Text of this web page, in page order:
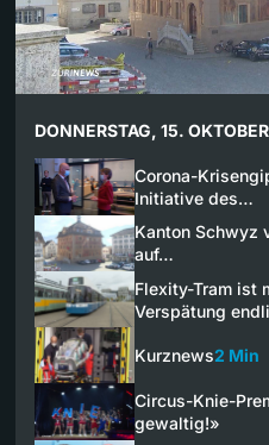
DONNERSTAG, 15.
Corona-
Initiative des…
Kanton Schwyz
auf…
Flexity-Tram ist
Verspätung
Kurznews2 Min
Circus-Knie-
gewaltig!»